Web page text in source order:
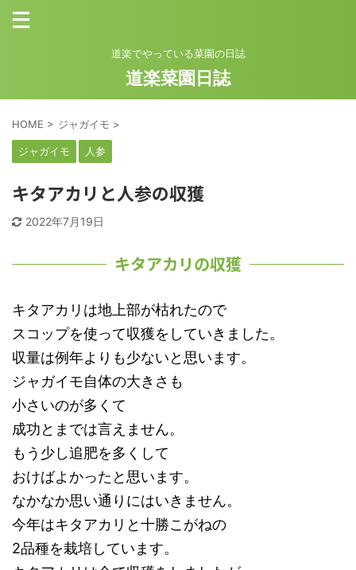
道楽でやっている菜園の日誌
道楽菜園日誌
HOME > ジャガイモ >
ジャガイモ 人参
キタアカリと人参の収獲
2022年7月19日
キタアカリの収獲
キタアカリは地上部が枯れたので
スコップを使って収獲をしていきました。
収量は例年よりも少ないと思います。
ジャガイモ自体の大きさも
小さいのが多くて
成功とまでは言えません。
もう少し追肥を多くして
おけばよかったと思います。
なかなか思い通りにはいきません。
今年はキタアカリと十勝こがねの
2品種を栽培しています。